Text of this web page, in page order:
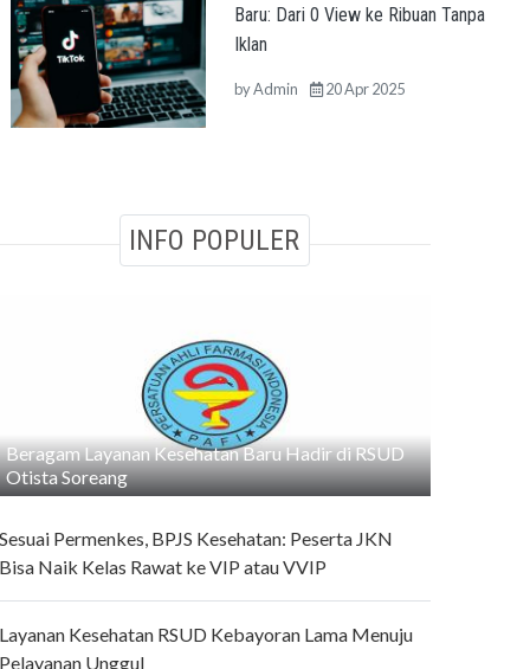
Baru: Dari 0 View ke Ribuan Tanpa
Iklan
byAdmin 20 Apr 2025
INFO POPULER
Beragam Layanan Kesehatan Baru Hadir di RSUD
Otista Soreang
Permenkes, BPJS Kesehatan: Peserta JKN
Naik Kelas Rawat ke VIP atau VVIP
Kesehatan RSUD Kebayoran Lama Menuju
Unggul